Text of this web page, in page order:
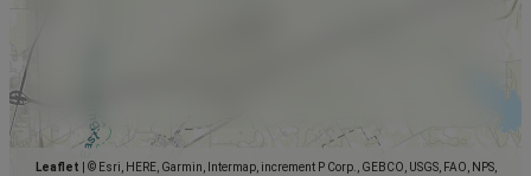
Leaflet
© Esri, HERE, Garmin, Intermap, increment P Corp., GEBCO, USGS, FAO, NPS,